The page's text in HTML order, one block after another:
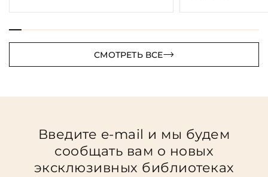
СМОТРЕТЬ ВСЕ
Введите e-mail и мы будем
сообщать вам о новых
эксклюзивных библиотеках